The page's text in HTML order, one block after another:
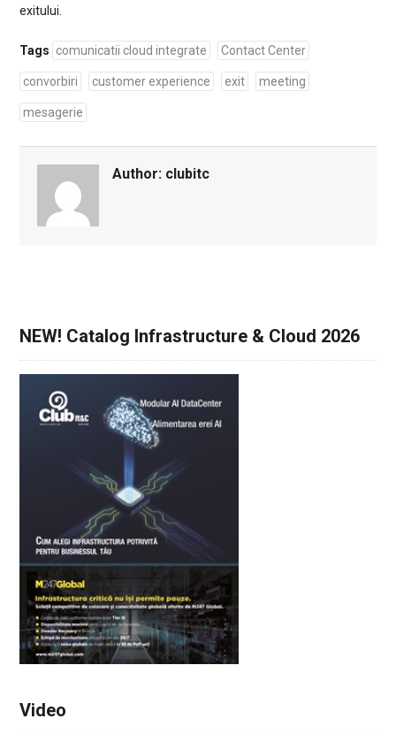
exitului.
Tags comunicatii cloud integrate Contact Center
convorbiri customer experience exit meeting
mesagerie
Author: clubitc
NEW! Catalog Infrastructure & Cloud 2026
Video